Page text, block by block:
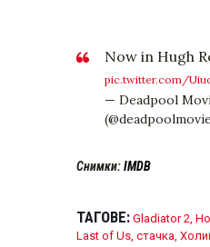
Now in Hugh
pic.twitter.com/
— Deadpool
Снимки:IMDB
ТАГОВЕ: Gladiator 2,
Last of Us, стачка,